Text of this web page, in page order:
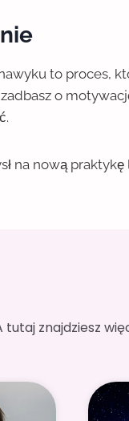
to proces,
o
na nową
tutaj znajdziesz